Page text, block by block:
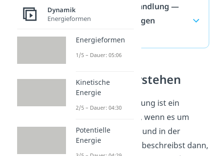
Energieumwandlung —
häufigste Fragen
(ausklappen)
Energie verstehen
Energieumwandlung ist ein
wichtiges Thema, wenn es um
Energie im Alltag und in der
Technik geht. Du beschreibst dann,
Dynamik
Energieformen
Energieformen
1/5 – Dauer: 05:06
Kinetische
Energie
2/5 – Dauer: 04:30
Potentielle
Energie